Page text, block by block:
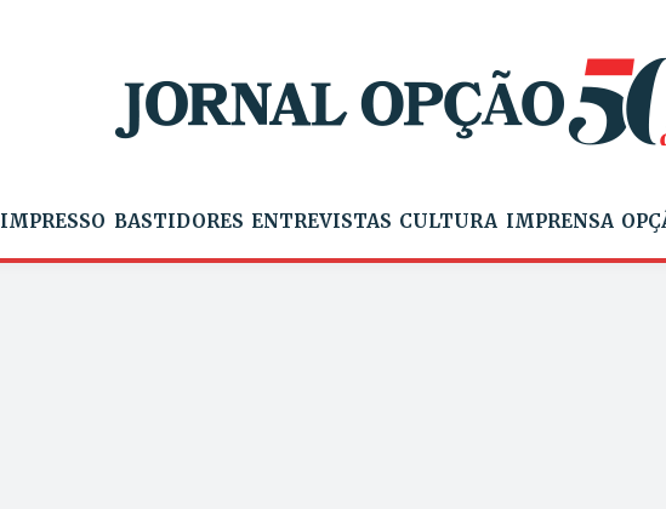
IMPRESSO BASTIDORES ENTREVISTAS CULTURA IMPRENSA